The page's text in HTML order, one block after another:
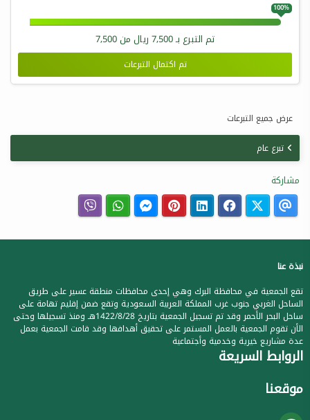
100%
تم التبرع بـ7,500 ريال من7,500
تم اكتمال التبرعات
عرض جميع التبرعات
تبرع عام
مشاركة
نبذة عنا
تقع الجمعية في محافظة البرك وهي إحدى محافظات منطقة عسير على طريق
الساحل الغربي جنوب غرب المملكة العربية السعودية وتقع ضمن إقليم تهامة على
ساحل البحر الأحمر وقد تم تسجيل الجمعية بتاريخ 1422/8/28هـ ومنذ تسجيلها وحتى
الأن تقوم الجمعية بالعمل المستمر على تحقيق أهدافها وقد قامت الجمعية بعمل
عدة مشاريع خيرية وخدمية وأجتماعية
الروابط السريعة
موقعنا